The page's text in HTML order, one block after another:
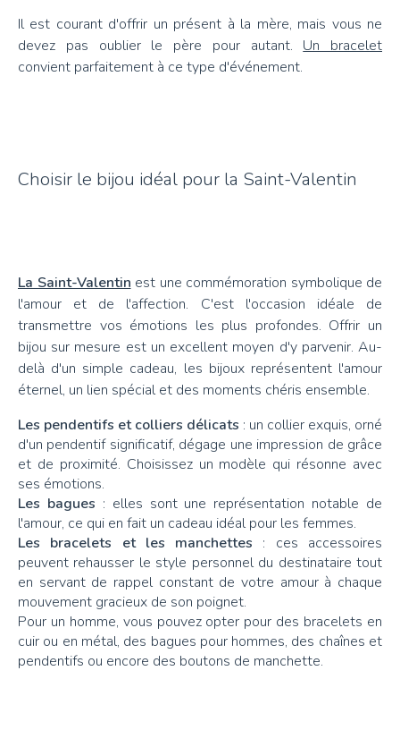
Il est courant d'offrir un présent à la mère, mais vous ne
devez pas oublier le père pour autant. Un bracelet
convient parfaitement à ce type d'événement.
Choisir le bijou idéal pour la Saint-Valentin
La Saint-Valentin est une commémoration symbolique de
l'amour et de l'affection. C'est l'occasion idéale de
transmettre vos émotions les plus profondes. Offrir un
bijou sur mesure est un excellent moyen d'y parvenir. Au-
delà d'un simple cadeau, les bijoux représentent l'amour
éternel, un lien spécial et des moments chéris ensemble.
Les pendentifs et colliers délicats : un collier exquis, orné
d'un pendentif significatif, dégage une impression de grâce
et de proximité. Choisissez un modèle qui résonne avec
ses émotions.
Les bagues : elles sont une représentation notable de
l'amour, ce qui en fait un cadeau idéal pour les femmes.
Les bracelets et les manchettes : ces accessoires
peuvent rehausser le style personnel du destinataire tout
en servant de rappel constant de votre amour à chaque
mouvement gracieux de son poignet.
Pour un homme, vous pouvez opter pour des bracelets en
cuir ou en métal, des bagues pour hommes, des chaînes et
pendentifs ou encore des boutons de manchette.